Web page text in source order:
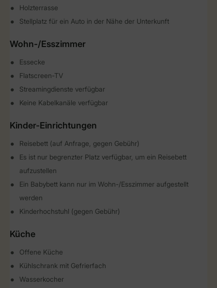
Holzterrasse
Stellplatz für ein Auto in der Nähe der Unterkunft
Wohn-/Esszimmer
Essecke
Flatscreen-TV
Streamingdienste verfügbar
Keine Kabelkanäle verfügbar
Kinder-Einrichtungen
Reisebett (auf Anfrage, gegen Gebühr)
Es ist nur begrenzter Platz verfügbar, um ein Reisebett
aufzustellen
Ein Babybett kann nur im Wohn-/Esszimmer aufgestellt
werden
Kinderhochstuhl (gegen Gebühr)
Küche
Offene Küche
Kühlschrank mit Gefrierfach
Wasserkocher